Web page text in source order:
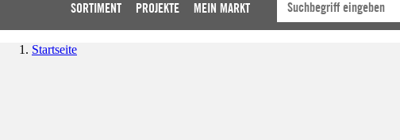
SORTIMENT PROJEKTE MEIN MARKT
Startseite